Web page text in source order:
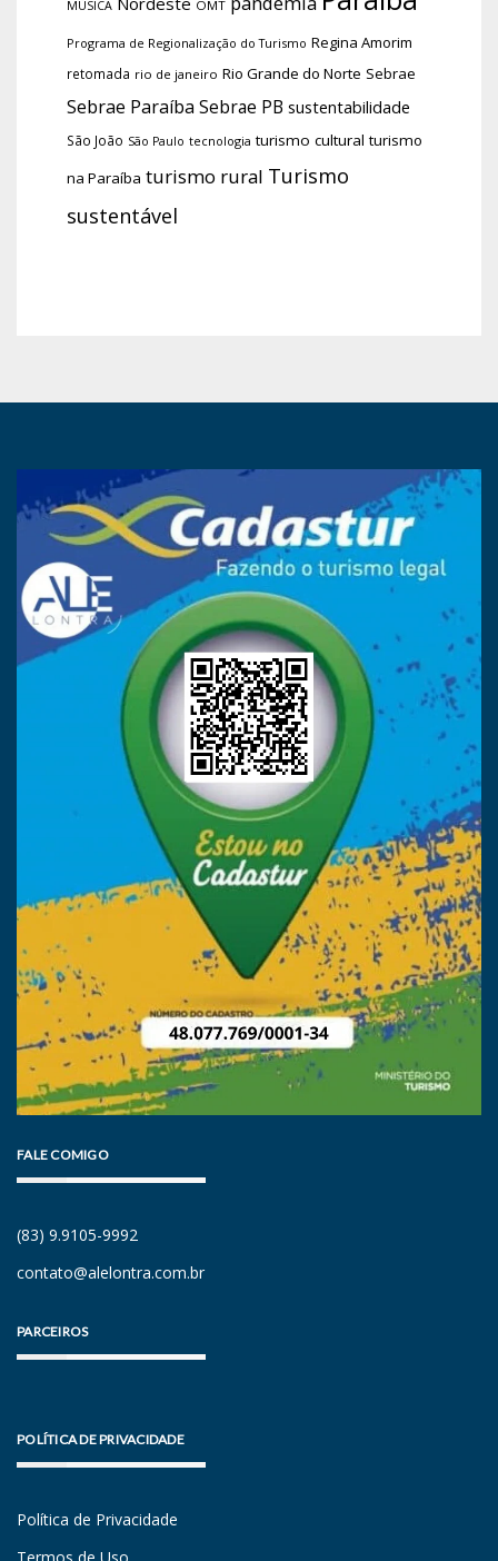
MÚSICA OMT
Programa de Regionalização do Turismo Regina Amorim
retomada rio de janeiro Rio Grande do Norte Sebrae
Sebrae Paraíba Sebrae PB sustentabilidade
São João São Paulo tecnologia turismo cultural turismo
na Paraíba turismo rural Turismo
sustentável
FALE COMIGO
(83) 9.9105-9992
contato@alelontra.com.br
PARCEIROS
POLÍTICA DE PRIVACIDADE
Política de Privacidade
Termos de Uso